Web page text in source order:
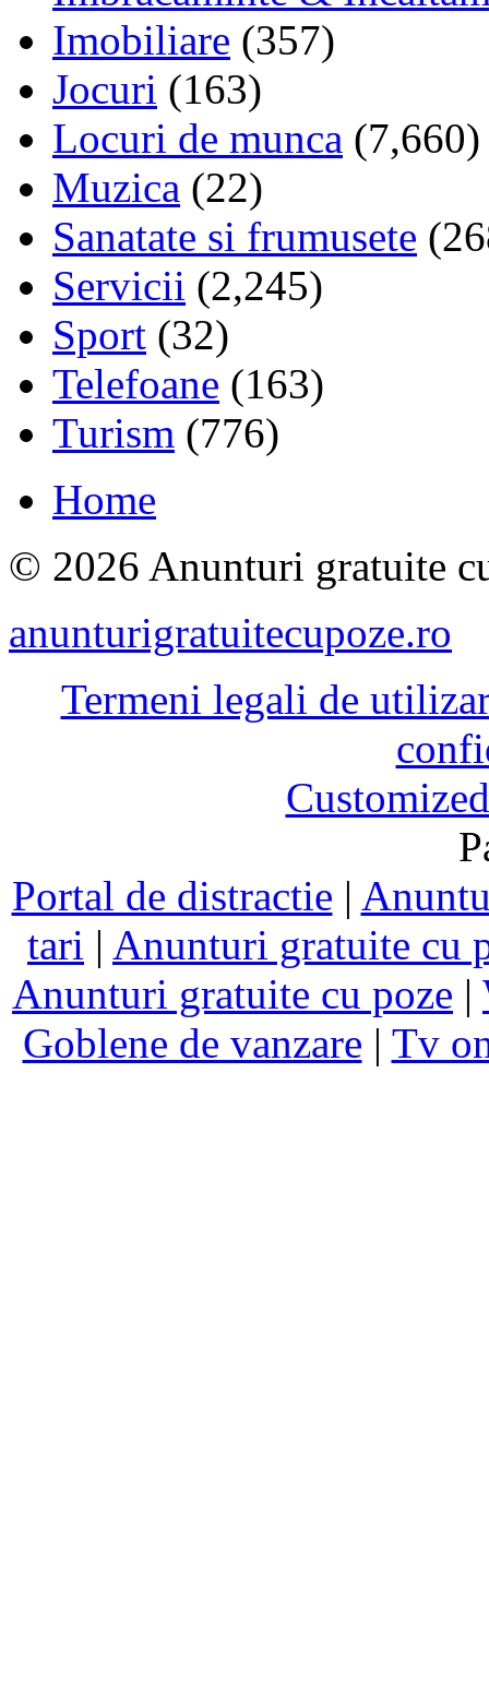
Imobiliare (357)
Jocuri (163)
Locuri de munca (7,660)
Muzica (22)
Sanatate si frumusete
Servicii (2,245)
Sport (32)
Telefoane (163)
Turism (776)
Home
© 2026 Anunturi gratuite
anunturigratuitecupoze.ro
Termeni legali de
Portal de distractie |
tari | Anunturi gratuite cu
Anunturi gratuite cu poze |
Goblene de vanzare | Tv